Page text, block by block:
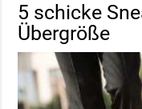
5 schicke
Übergröße